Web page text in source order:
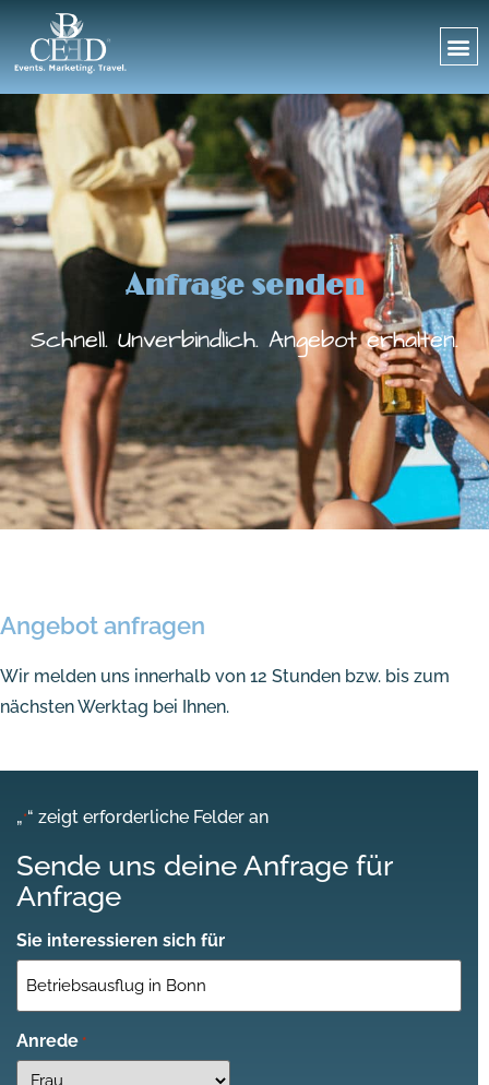
Anfrage senden
Schnell. Unverbindlich. Angebot erhalten.
Angebot anfragen
Wir melden uns innerhalb von 12 Stunden bzw. bis zum
nächsten Werktag bei Ihnen.
„*“ zeigt erforderliche Felder an
Sende uns deine Anfrage für
Anfrage
Sie interessieren sich für
Anrede *